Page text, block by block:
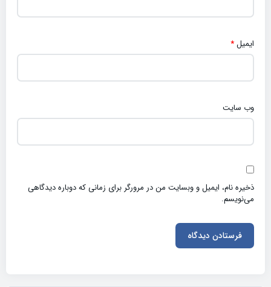
ایمیل*
وب‌ سایت
ذخیره نام، ایمیل و وبسایت من در مرورگر برای زمانی که دوباره دیدگاهی
می‌نویسم.